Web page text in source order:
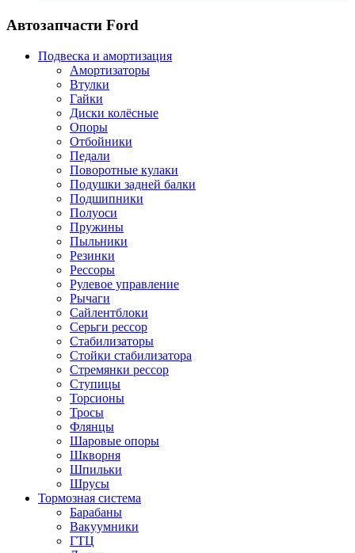
Автозапчасти Ford
Подвеска и амортизация
Амортизаторы
Втулки
Гайки
Диски колёсные
Опоры
Отбойники
Педали
Поворотные кулаки
Подушки задней балки
Подшипники
Полуоси
Пружины
Пыльники
Резинки
Рессоры
Рулевое управление
Рычаги
Сайлентблоки
Серьги рессор
Стабилизаторы
Стойки стабилизатора
Стремянки рессор
Ступицы
Торсионы
Тросы
Флянцы
Шаровые опоры
Шкворня
Шпильки
Шрусы
Тормозная система
Барабаны
Вакуумники
ГТЦ